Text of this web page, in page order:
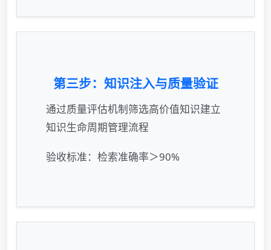
第三步：知识注入与质量验证
通过质量评估机制筛选高价值知识建立
知识生命周期管理流程
验收标准：检索准确率＞90%